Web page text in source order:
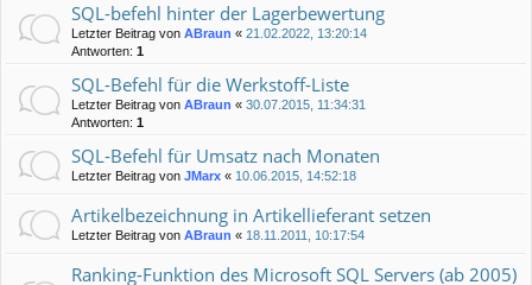
SQL-befehl hinter der Lagerbewertung
Letzter Beitrag von ABraun « 21.02.2022, 13:20:14
Antworten: 1
SQL-Befehl für die Werkstoff-Liste
Letzter Beitrag von ABraun « 30.07.2015, 11:34:31
Antworten: 1
SQL-Befehl für Umsatz nach Monaten
Letzter Beitrag von JMarx « 10.06.2015, 14:52:18
Artikelbezeichnung in Artikellieferant setzen
Letzter Beitrag von ABraun « 18.11.2011, 10:17:54
Ranking-Funktion des Microsoft SQL Servers (ab 2005)